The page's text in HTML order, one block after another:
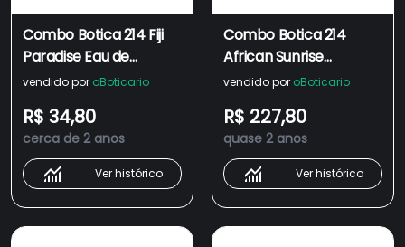
Combo Botica 214 Fiji
Paradise Eau de
Parfum 10ml + Quasar
Colônia 10ml
vendido por oBoticario
R$ 34,80
cerca de 2 anos
Ver histórico
Combo Botica 214
African Sunrise
Fougére Amadeirado:
Loção Corporal 200g
vendido por oBoticario
R$ 227,80
quase 2 anos
Ver histórico